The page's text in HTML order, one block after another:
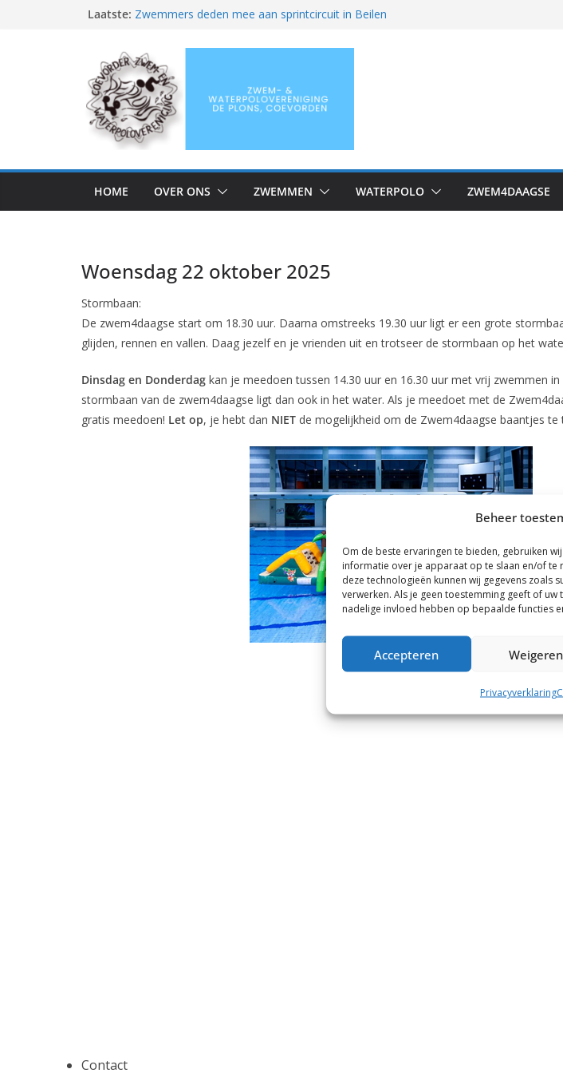
Beheer
Om de beste ervaringen te bieden, gebruiken
informatie over je apparaat op te slaan en/of te
deze technologieën kunnen wij gegevens zoals
verwerken. Als je geen toestemming geeft of
nadelige invloed hebben op bepaalde functies
Accepteren Weigeren
Privacyverklaring
Laatste: Zwemmers deden mee aan sprintcircuit in Beilen
Zuyderzee Masters Circuit in Lelystad
Succesvol ONMK-weekend voor De Plons in Drachten
Clubkampioenschappen en eindfeest
Zwem-
&
Waterpolovereniging
De
Plons
Coevorden
HOME OVER ONS ZWEMMEN WATERPOLO ZWEM4DAAGSE
Woensdag 22 oktober 2025
Stormbaan:
De zwem4daagse start om 18.30 uur. Daarna omstreeks 19.30 uur ligt er een grote
glijden, rennen en vallen. Daag jezelf en je vrienden uit en trotseer de stormbaan op het
Dinsdag en Donderdag kan je meedoen tussen 14.30 uur en 16.30 uur met vrij zwemmen in
stormbaan van de zwem4daagse ligt dan ook in het water. Als je meedoet met de
gratis meedoen! Let op, je hebt dan NIET de mogelijkheid om de Zwem4daagse baantjes te
Contact